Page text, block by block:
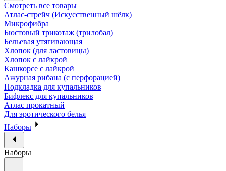
Смотреть все товары
Атлас-стрейч (Искусственный шёлк)
Микрофибра
Бюстовый трикотаж (трилобал)
Бельевая утягивающая
Хлопок (для ластовицы)
Хлопок с лайкрой
Кашкорсе с лайкрой
Ажурная рибана (с перфорацией)
Подкладка для купальников
Бифлекс для купальников
Атлас прокатный
Для эротического белья
Наборы
Наборы